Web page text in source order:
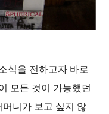
식을 전하고자 바로
모든 것이 가능했던
니가 보고 싶지 않